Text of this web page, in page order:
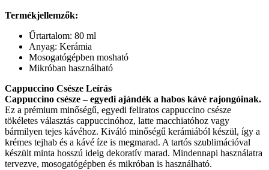
Termékjellemzők:
Űrtartalom: 80 ml
Anyag: Kerámia
Mosogatógépben mosható
Mikróban használható
Cappuccino Csésze Leírás
Cappuccino csésze – egyedi ajándék a habos kávé rajongóinak.
Ez a prémium minőségű, egyedi feliratos cappuccino csésze
tökéletes választás cappuccinóhoz, latte macchiatóhoz vagy
bármilyen tejes kávéhoz. Kiváló minőségű kerámiából készül, így a
krémes tejhab és a kávé íze is megmarad. A tartós szublimációval
készült minta hosszú ideig dekoratív marad. Mindennapi használatra
tervezve, mosogatógépben és mikróban is használható.